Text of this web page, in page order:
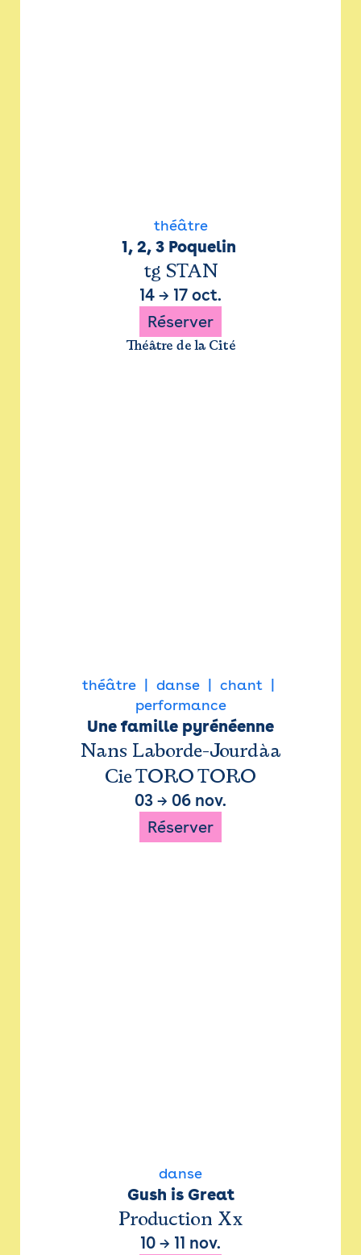
théâtre
1, 2, 3 Poquelin
tg STAN
14 → 17 oct.
Réserver
Théâtre de la Cité
théâtre danse
chant
performance
Une famille pyrénéenne
Nans Laborde-Jourdàa
Cie TORO TORO
03 → 06 nov.
Réserver
danse
Gush is Great
Production Xx
10 → 11 nov.